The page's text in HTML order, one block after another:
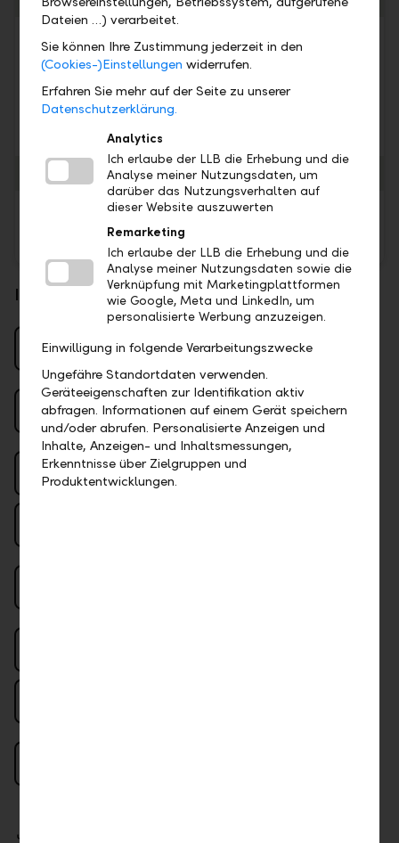
Mobile Payment (Apple Pay, Google Pay, Samsung
Pay, LiPay)
Überweisungen weltweit im Online & Mobile
Banking kostenlos
Bargeldbezüge am Bancomaten weltweit kostenlos
Für Sie inbegriffen
Persönliche Kontaktmöglichkeit, digital und vor Ort
Physische Kontoauszüge
Ihre Vorteile mit LLB Pro
Fremdwährungskonten
Kostenloser Bargeldbezug mit Visa
Debitkarte weltweit
Vorzugszinsen auf dem Sparkonto
Dateien …) verarbeitet.
Sie können Ihre Zustimmung jederzeit in den
(Cookies-)Einstellungen widerrufen.
Erfahren Sie mehr auf der Seite zu unserer
Datenschutzerklärung.
Analytics
Ich erlaube der LLB die Erhebung und die
Analyse meiner Nutzungsdaten, um
darüber das Nutzungsverhalten auf
dieser Website auszuwerten
Remarketing
Ich erlaube der LLB die Erhebung und die
Analyse meiner Nutzungsdaten sowie die
Verknüpfung mit Marketingplattformen
wie Google, Meta und LinkedIn, um
personalisierte Werbung anzuzeigen.
Einwilligung in folgende Verarbeitungszwecke
Ungefähre Standortdaten verwenden.
Geräteeigenschaften zur Identifikation aktiv
abfragen. Informationen auf einem Gerät speichern
und/oder abrufen. Personalisierte Anzeigen und
Inhalte, Anzeigen- und Inhaltsmessungen,
Erkenntnisse über Zielgruppen und
Produktentwicklungen.